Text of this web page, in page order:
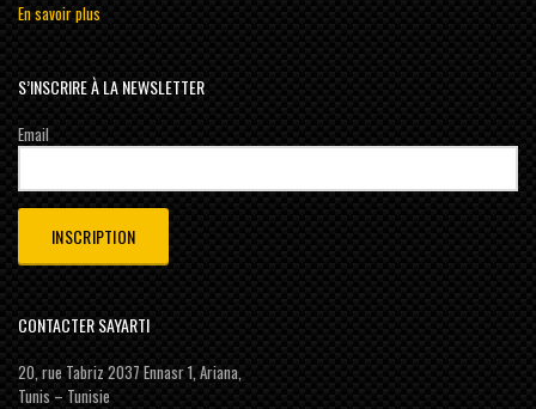
En savoir plus
S’INSCRIRE À LA NEWSLETTER
Email
CONTACTER SAYARTI
20, rue Tabriz 2037 Ennasr 1, Ariana,
Tunis – Tunisie